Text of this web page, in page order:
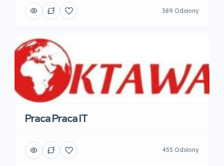
389 Odsłony
Praca Praca IT
455 Odsłony